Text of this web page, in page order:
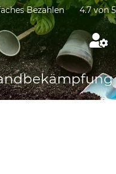
Bezahlen 4.7 von